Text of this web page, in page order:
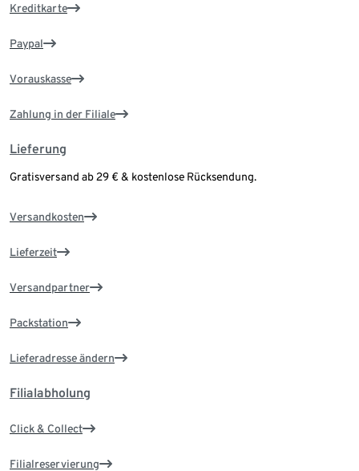
Kreditkarte
Paypal
Vorauskasse
Zahlung in der Filiale
Lieferung
Gratisversand ab 29 € & kostenlose Rücksendung.
Versandkosten
Lieferzeit
Versandpartner
Packstation
Lieferadresse ändern
Filialabholung
Click & Collect
Filialreservierung